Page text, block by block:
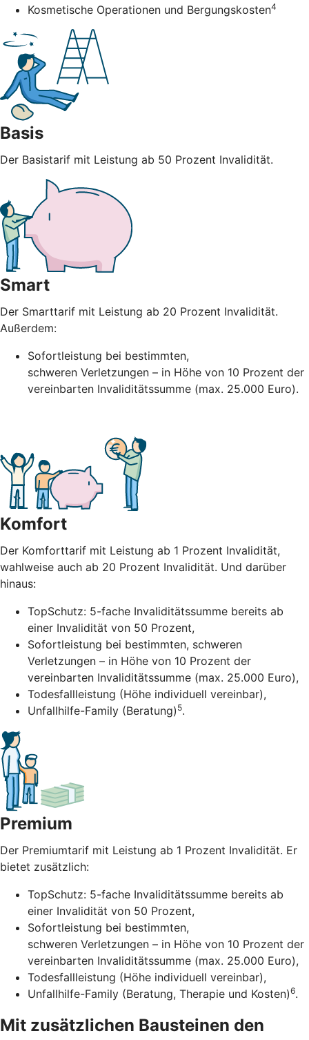
Kosmetische Operationen und Bergungskosten4
Basis
Der Basistarif mit Leistung ab 50 Prozent Invalidität.
Smart
Der Smarttarif mit Leistung ab 20 Prozent Invalidität.
Außerdem:
Sofortleistung bei bestimmten,
schweren Verletzungen – in Höhe von 10 Prozent der
vereinbarten Invaliditätssumme (max. 25.000 Euro).
Komfort
Der Komforttarif mit Leistung ab 1 Prozent Invalidität,
wahlweise auch ab 20 Prozent Invalidität. Und darüber
hinaus:
TopSchutz: 5-fache Invaliditätssumme bereits ab
einer Invalidität von 50 Prozent,
Sofortleistung bei bestimmten, schweren
Verletzungen – in Höhe von 10 Prozent der
vereinbarten Invaliditätssumme (max. 25.000 Euro),
Todesfallleistung (Höhe individuell vereinbar),
Unfallhilfe-Family (Beratung) 5.
Premium
Der Premiumtarif mit Leistung ab 1 Prozent Invalidität. Er
bietet zusätzlich:
TopSchutz: 5-fache Invaliditätssumme bereits ab
einer Invalidität von 50 Prozent,
Sofortleistung bei bestimmten,
schweren Verletzungen – in Höhe von 10 Prozent der
vereinbarten Invaliditätssumme (max. 25.000 Euro),
Todesfallleistung (Höhe individuell vereinbar),
Unfallhilfe-Family (Beratung, Therapie und Kosten)6.
Mit zusätzlichen Bausteinen den